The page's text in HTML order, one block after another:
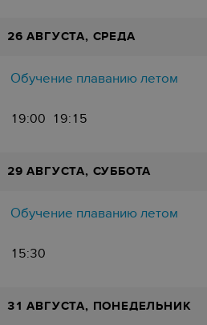
26 АВГУСТА, СРЕДА
Обучение плаванию летом
19:00 19:15
29 АВГУСТА, СУББОТА
Обучение плаванию летом
15:30
31 АВГУСТА, ПОНЕДЕЛЬНИК